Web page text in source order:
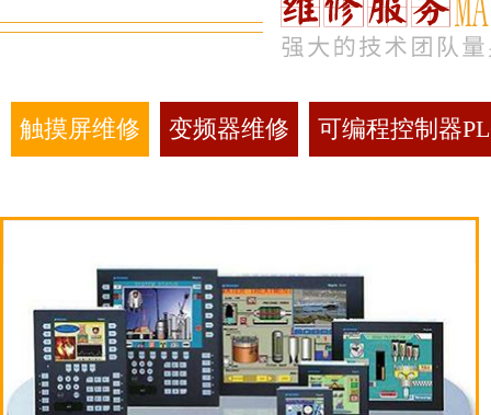
触摸屏维修 变频器维修 可编程控制器